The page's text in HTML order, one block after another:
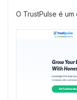
O TrustPulse é